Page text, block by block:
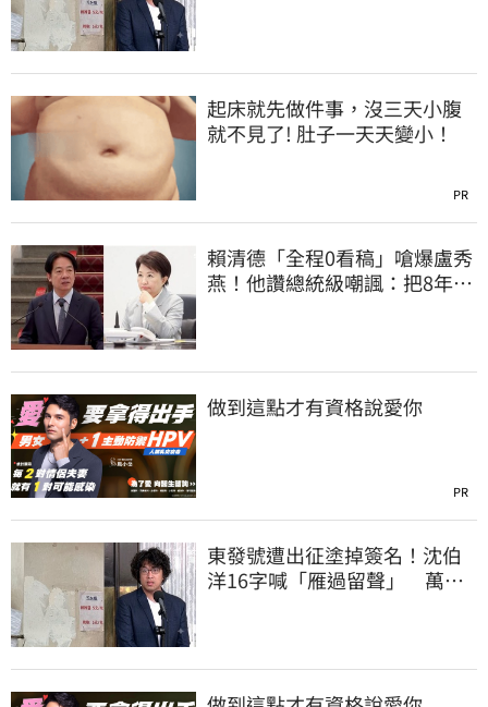
起床就先做件事，沒三天小腹
就不見了! 肚子一天天變小！
PR
賴清德「全程0看稿」嗆爆盧秀
燕！他讚總統級嘲諷：把8年總
做到這點才有資格說愛你
PR
東發號遭出征塗掉簽名！沈伯
洋16字喊「雁過留聲」 萬人